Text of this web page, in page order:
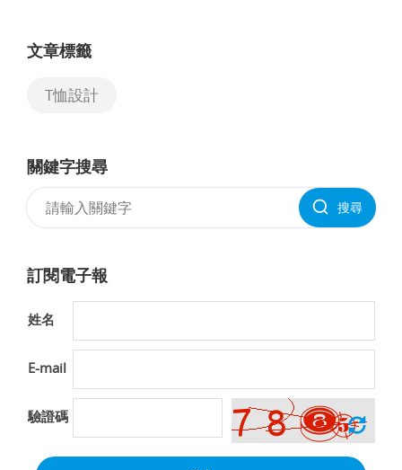
文章標籤
T恤設計
關鍵字搜尋
搜尋
訂閱電子報
姓名
E-mail
驗證碼